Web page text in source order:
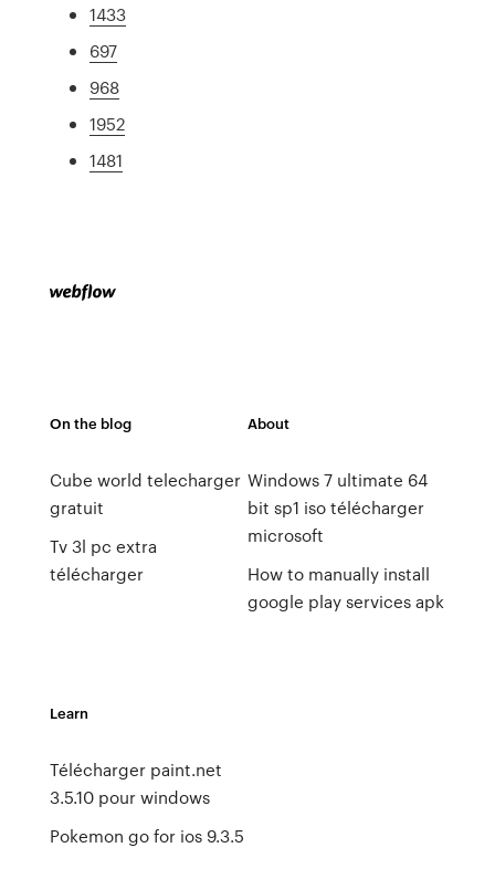
1433
697
968
1952
1481
On the blog
Cube world telecharger
gratuit
Tv 3l pc extra
télécharger
About
Windows 7 ultimate 64
bit sp1 iso télécharger
microsoft
How to manually install
google play services apk
Learn
Télécharger paint.net
3.5.10 pour windows
Pokemon go for ios 9.3.5